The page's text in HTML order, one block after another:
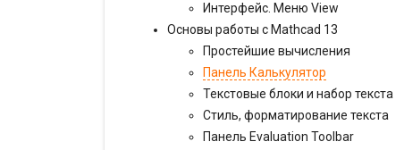
Интерфейс. Меню View
Основы работы с Mathcad 13
Простейшие вычисления
Панель Калькулятор
Текстовые блоки и набор текста
Стиль, форматирование текста
Панель Evaluation Toolbar